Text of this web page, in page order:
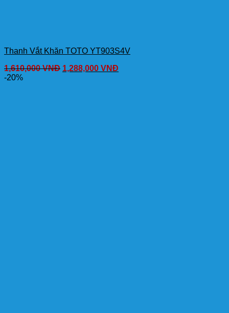
Thanh Vắt Khăn TOTO YT903S4V
1,610,000VNĐ 1,288,000 VNĐ
-20%